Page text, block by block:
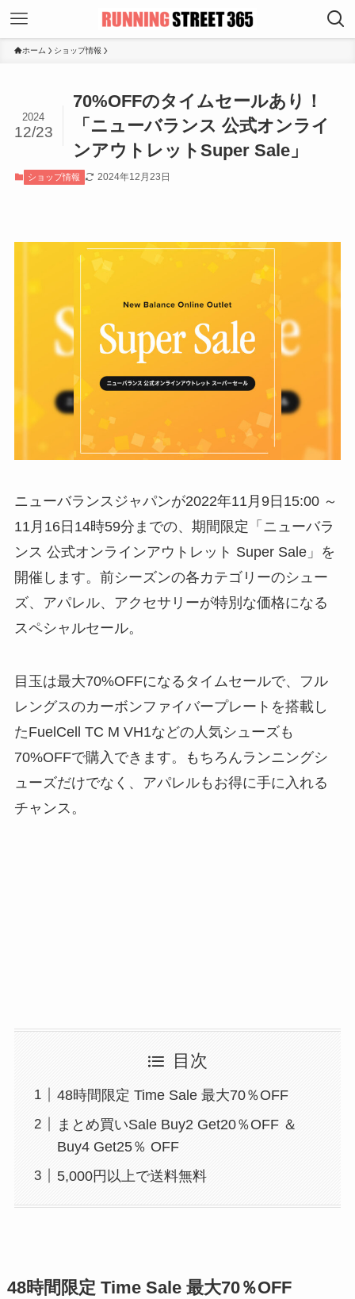
ホーム ショップ情報
70%OFFのタイムセールあり！
「ニューバランス 公式オンライ
ンアウトレットSuper Sale」
2024
12/23
ショップ情報 2024年12月23日
ニューバランスジャパンが2022年11月9日15:00 ～
11月16日14時59分までの、期間限定「ニューバラ
ンス 公式オンラインアウトレット Super Sale」を
開催します。前シーズンの各カテゴリーのシュー
ズ、アパレル、アクセサリーが特別な価格になる
スペシャルセール。
目玉は最大70%OFFになるタイムセールで、フル
レングスのカーボンファイバープレートを搭載し
たFuelCell TC M VH1などの人気シューズも
70%OFFで購入できます。もちろんランニングシ
ューズだけでなく、アパレルもお得に手に入れる
チャンス。
目次
48時間限定 Time Sale 最大70％OFF
まとめ買いSale Buy2 Get20％OFF ＆
Buy4 Get25％ OFF
5,000円以上で送料無料
48時間限定 Time Sale 最大70％OFF